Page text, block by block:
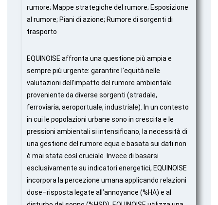
rumore; Mappe strategiche del rumore; Esposizione
al rumore; Piani di azione; Rumore di sorgenti di
trasporto
EQUINOISE affronta una questione più ampia e
sempre più urgente: garantire l’equità nelle
valutazioni dell’impatto del rumore ambientale
proveniente da diverse sorgenti (stradale,
ferroviaria, aeroportuale, industriale). In un contesto
in cui le popolazioni urbane sono in crescita e le
pressioni ambientali si intensificano, la necessità di
una gestione del rumore equa e basata sui dati non
è mai stata così cruciale. Invece di basarsi
esclusivamente su indicatori energetici, EQUINOISE
incorpora la percezione umana applicando relazioni
dose–risposta legate all’annoyance (%HA) e al